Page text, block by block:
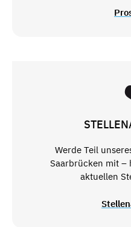
Werde Teil
Saarbrücken mit –
aktuellen